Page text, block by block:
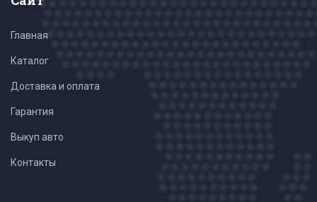
Главная
Каталог
Доставка и оплата
Гарантия
Выкуп авто
Контакты